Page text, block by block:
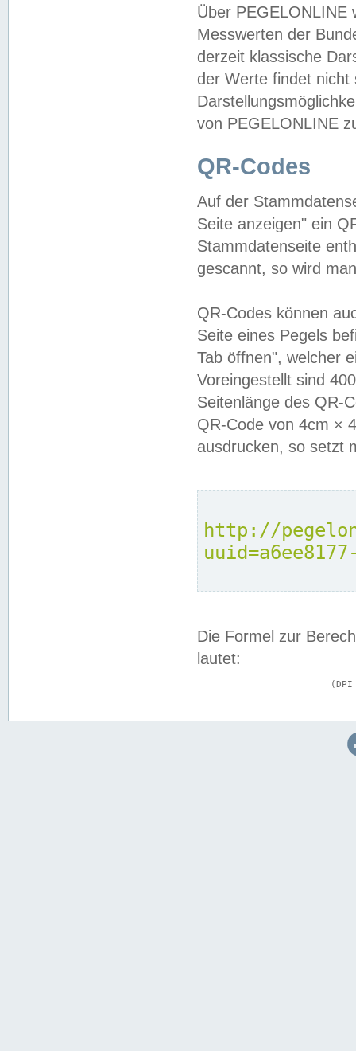
Über PEGELONLINE
Messwerten der
derzeit klassische
der Werte findet
von PEGELONLINE
QR-Codes
Auf der
Seite anzeigen" ein
Stammdatenseite
gescannt, so wird
QR-Codes können
Seite eines Pegels
Tab öffnen", welcher
Voreingestellt sind
Seitenlänge des QR-
QR-Code von 4cm ×
ausdrucken, so setzt
http://
Die Formel zur
lautet: